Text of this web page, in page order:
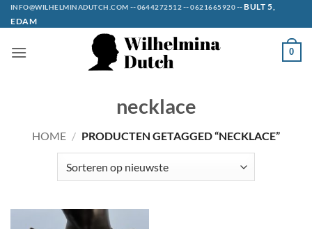
Ga
naar
INFO@WILHELMINADUTCH.COM --0644272512--0621665920--BULT 5,
EDAM
0
necklace
HOME / PRODUCTEN GETAGGED “NECKLACE”